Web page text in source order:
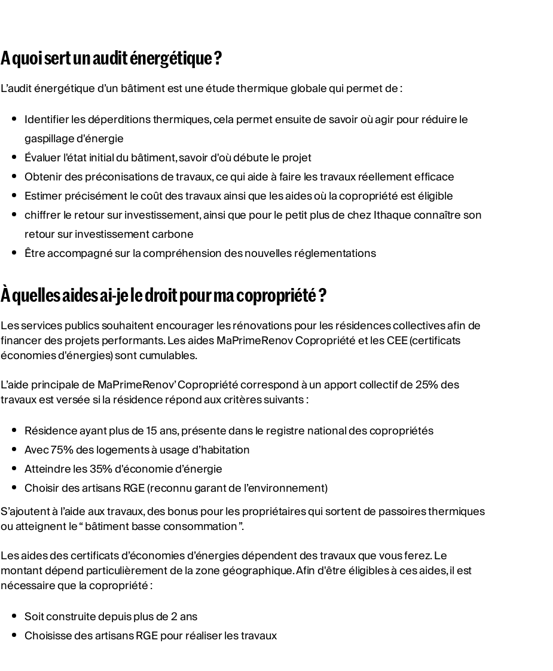
A quoi sert un audit énergétique ?
L’audit énergétique d’un bâtiment est une étude thermique globale qui permet de :
Identifier les déperditions thermiques, cela permet ensuite de savoir où agir pour réduire le
gaspillage d'énergie
Évaluer l'état initial du bâtiment, savoir d'où débute le projet
Obtenir des préconisations de travaux, ce qui aide à faire les travaux réellement efficace
Estimer précisément le coût des travaux ainsi que les aides où la copropriété est éligible
chiffrer le retour sur investissement, ainsi que pour le petit plus de chez Ithaque connaître son
retour sur investissement carbone
Être accompagné sur la compréhension des nouvelles réglementations
À quelles aides ai-je le droit pour ma copropriété ?
Les services publics souhaitent encourager les rénovations pour les résidences collectives afin de
financer des projets performants. Les aides MaPrimeRenov Copropriété et les CEE (certificats
économies d'énergies) sont cumulables.
L’aide principale de MaPrimeRenov’ Copropriété correspond à un apport collectif de 25% des
travaux est versée si la résidence répond aux critères suivants :
Résidence ayant plus de 15 ans, présente dans le registre national des copropriétés
Avec 75% des logements à usage d’habitation
Atteindre les 35% d'économie d’énergie
Choisir des artisans RGE (reconnu garant de l’environnement)
S’ajoutent à l’aide aux travaux, des bonus pour les propriétaires qui sortent de passoires thermiques
ou atteignent le “ bâtiment basse consommation ”.
Les aides des certificats d’économies d’énergies dépendent des travaux que vous ferez. Le
montant dépend particulièrement de la zone géographique. Afin d'être éligibles à ces aides, il est
nécessaire que la copropriété :
Soit construite depuis plus de 2 ans
Choisisse des artisans RGE pour réaliser les travaux